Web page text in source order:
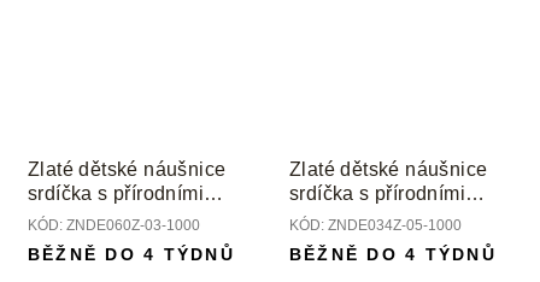
Zlaté dětské náušnice
srdíčka s přírodními
diamanty
KÓD: ZNDE060Z-03-1000
BĚŽNĚ DO 4 TÝDNŮ
Zlaté dětské náušnice
srdíčka s přírodními
diamanty
KÓD: ZNDE034Z-05-1000
BĚŽNĚ DO 4 TÝDNŮ